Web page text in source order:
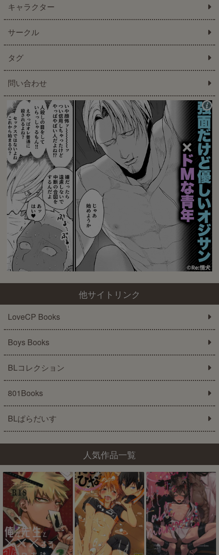
キャラクター
サークル
タグ
問い合わせ
他サイトリンク
LoveCP Books
Boys Books
BLコレクション
801Books
BLぱらだいす
人気作品一覧